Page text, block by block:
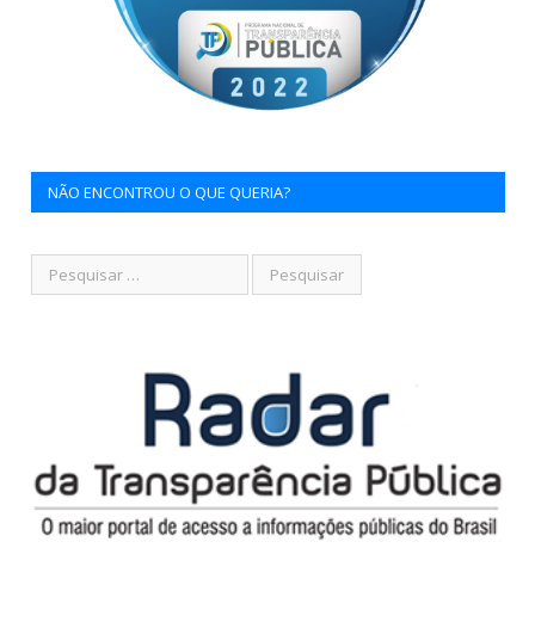
NÃO ENCONTROU O QUE QUERIA?